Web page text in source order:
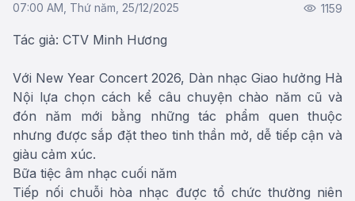
07:00 AM, Thứ năm, 25/12/2025 1159
Tác giả: CTV Minh Hương
Với New Year Concert 2026, Dàn nhạc Giao hưởng Hà
Nội lựa chọn cách kể câu chuyện chào năm cũ và
đón năm mới bằng những tác phẩm quen thuộc
nhưng được sắp đặt theo tinh thần mở, dễ tiếp cận và
giàu cảm xúc.
Bữa tiệc âm nhạc cuối năm
Tiếp nối chuỗi hòa nhạc được tổ chức thường niên